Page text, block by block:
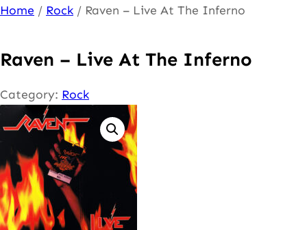
Ga
de
inhoud
Home / Rock / Raven – Live At The Inferno
Raven – Live At The Inferno
Category: Rock